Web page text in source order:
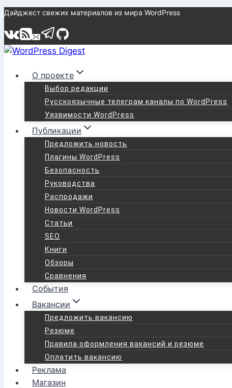
Перейти
содержимому
Дайджест свежих материалов из мира WordPress
О проекте
Выбор редакции
Русскоязычные телеграм каналы по WordPress
Уязвимости WordPress
Публикации
Предложить новость
Плагины WordPress
Безопасность
Руководства
Распродажи
Новости WordPress
Статьи
SEO
Книги
Обзоры
Сравнения
События
Вакансии
Предложить вакансию
Резюме
Правила оформления вакансий и резюме
Оплатить вакансию
Реклама
Магазин